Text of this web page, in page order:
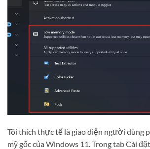
Tôi thích thực tế là giao diện người dùng
mỹ gốc của Windows 11. Trong tab Cài